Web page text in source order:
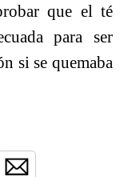
que el té
para ser
si se quemaba